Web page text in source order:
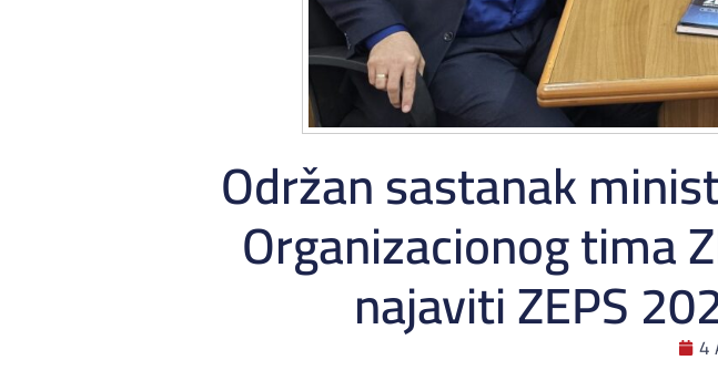
Održan sastanak
Organizacionog tima
najaviti ZEPS
4